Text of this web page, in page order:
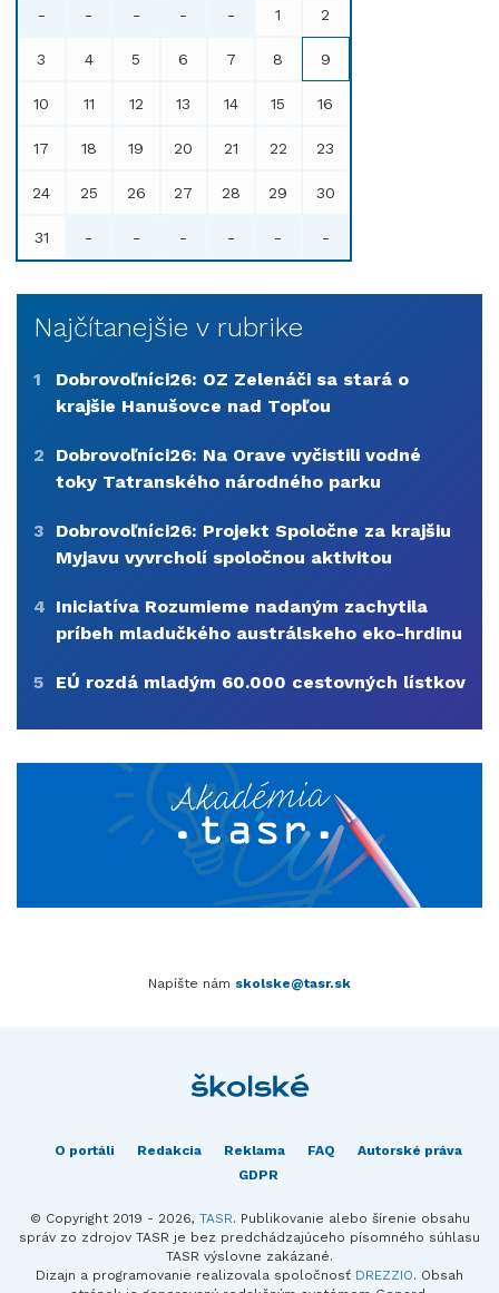
- - - - - 1 2
3 4 5 6 7 8 9
10 11 12 13 14 15 16
17 18 19 20 21 22 23
24 25 26 27 28 29 30
31 - - - - - -
Najčítanejšie v rubrike
1
Dobrovoľníci26: OZ Zelenáči sa stará o
krajšie Hanušovce nad Topľou
2
Dobrovoľníci26: Na Orave vyčistili vodné
toky Tatranského národného parku
3
Dobrovoľníci26: Projekt Spoločne za krajšiu
Myjavu vyvrcholí spoločnou aktivitou
4 Iniciatíva Rozumieme nadaným zachytila
príbeh mladučkého austrálskeho eko-hrdinu
5 EÚ rozdá mladým 60.000 cestovných lístkov
Napíšte nám skolske@tasr.sk
O portáli Redakcia Reklama FAQ
Autorské práva
GDPR
© Copyright 2019 - 2026, TASR. Publikovanie alebo šírenie obsahu
správ zo zdrojov TASR je bez predchádzajúceho písomného súhlasu
TASR výslovne zakázané.
Dizajn a programovanie realizovala spoločnosť DREZZIO. Obsah